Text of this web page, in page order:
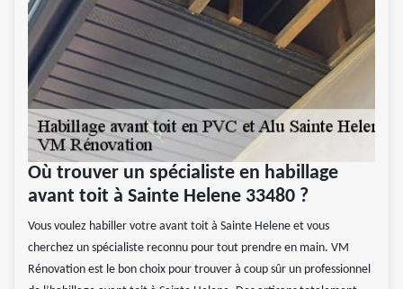
Où trouver un spécialiste en habillage
avant toit à Sainte Helene 33480 ?
Vous voulez habiller votre avant toit à Sainte Helene et vous
cherchez un spécialiste reconnu pour tout prendre en main. VM
Rénovation est le bon choix pour trouver à coup sûr un professionnel